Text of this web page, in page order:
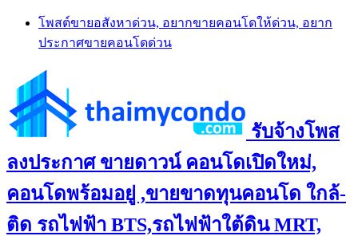
Skip
content
โพสต์ขายอสังหาด่วน, อยากขายคอนโดให้ด่วน, อยาก
ประกาศขายคอนโดด่วน
รับจ้างโพส
ลงประกาศ ขายดาวน์ คอนโดเปิดใหม่,
คอนโดพร้อมอยู่ ,ขายขาดทุนคอนโด ใกล้-
ติด รถไฟฟ้า BTS,รถไฟฟ้าใต้ดิน MRT,